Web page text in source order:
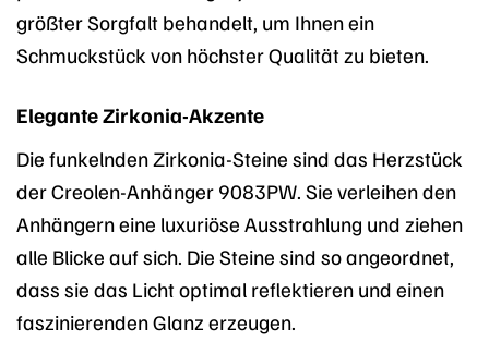
größter Sorgfalt behandelt, um Ihnen ein
Schmuckstück von höchster Qualität zu bieten.
Elegante Zirkonia-Akzente
Die funkelnden Zirkonia-Steine sind das Herzstück
der Creolen-Anhänger 9083PW. Sie verleihen den
Anhängern eine luxuriöse Ausstrahlung und ziehen
alle Blicke auf sich. Die Steine sind so angeordnet,
dass sie das Licht optimal reflektieren und einen
faszinierenden Glanz erzeugen.